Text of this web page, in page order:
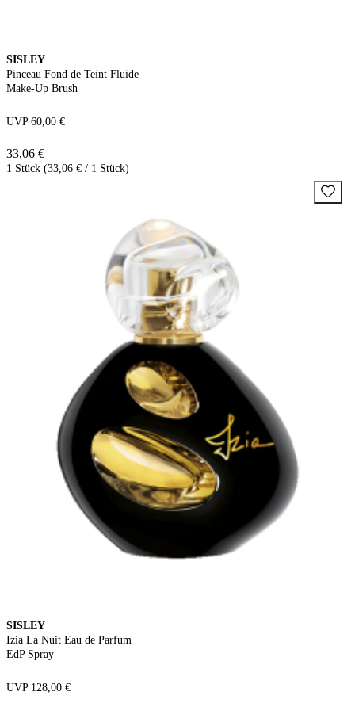
SISLEY
Pinceau Fond de Teint Fluide
Make-Up Brush
UVP 60,00 €
33,06 €
1 Stück (33,06 € / 1 Stück)
SISLEY
Izia La Nuit Eau de Parfum
EdP Spray
UVP 128,00 €